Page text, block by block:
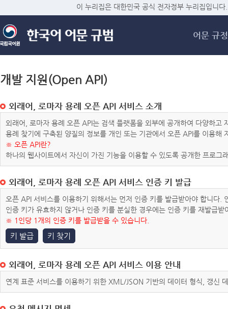
메
이 누리집은 대한민국 공식 전자정부 누리집입니다.
어문 규정
개발 지원(Open API)
외래어, 로마자 용례 오픈 API 서비스 소개
외래어, 로마자 용례 오픈 API는 검색 플랫폼을 외부에 공개하여 다양하
용례 찾기에 구축된 양질의 정보를 개인 또는 기관에서 오픈 API를 이용해
※ 오픈 API란?
하나의 웹사이트에서 자신이 가진 기능을 이용할 수 있도록 공개한 프로그
외래어, 로마자 용례 오픈 API 서비스 인증 키 발급
오픈 API 서비스를 이용하기 위해서는 먼저 인증 키를 발급받아야 합니다
인증 키가 유효하지 않거나 인증 키를 분실한 경우에는 인증 키를 재발급받
※ 1인당 1개의 인증 키를 발급받을 수 있습니다.
키 발급 키 찾기
외래어, 로마자 용례 오픈 API 서비스 이용 안내
연계 표준 서비스를 이용하기 위한 XML/JSON 기반의 데이터 형식, 갱신